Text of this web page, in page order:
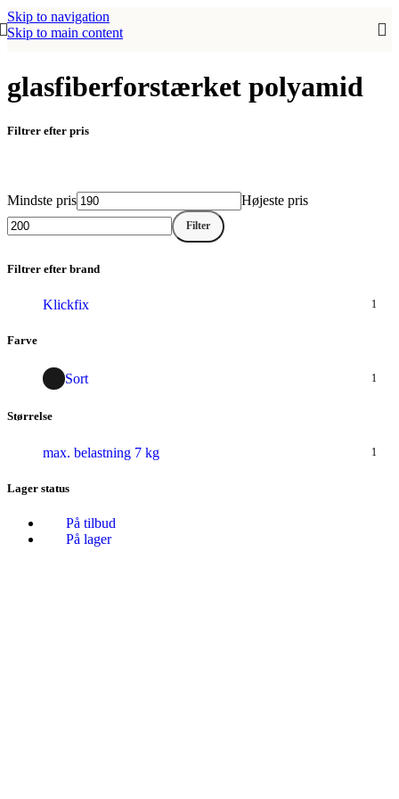
Skip to navigation
Skip to main content
glasfiberforstærket polyamid
Filtrer efter pris
Mindste pris Højeste pris
Filter
Filtrer efter brand
Klickfix 1
Farve
Sort 1
Størrelse
max. belastning 7 kg 1
Lager status
På tilbud
På lager